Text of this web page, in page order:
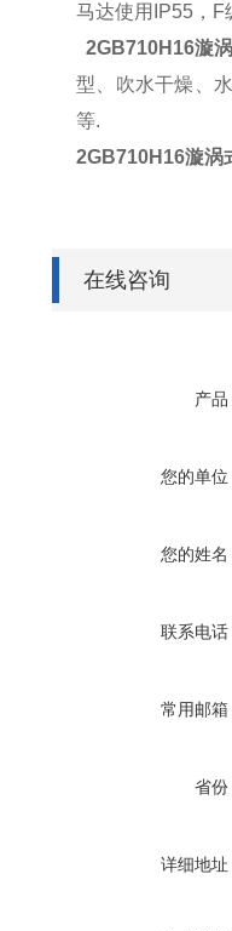
马达使用IP55，F
2GB710H16漩
型、吹水干燥、
等.
2GB710H16漩涡
在线咨询
产品
您的单位
您的姓名
联系电话
常用邮箱
省份
详细地址